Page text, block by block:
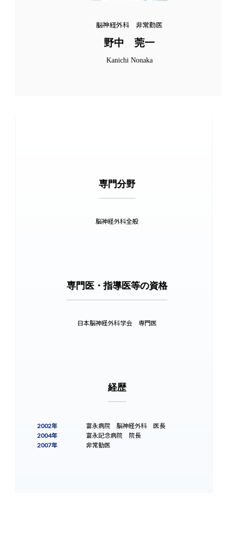
脳神経外科 非常勤医
野中 莞一
Kanichi Nonaka
専門分野
脳神経外科全般
専門医・指導医等の資格
日本脳神経外科学会 専門医
経歴
2002年
富永病院 脳神経外科 医長
2004年
富永記念病院 院長
2007年
非常勤医